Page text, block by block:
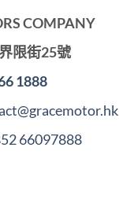
COMPANY
限街25號
1888
66097888